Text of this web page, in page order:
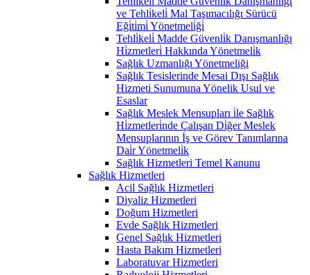
ve Tehli̇keli̇ Mal Taşımacılığı Sürücü
Eği̇ti̇mi̇ Yönetmeli̇ği̇
Tehli̇keli̇ Madde Güvenli̇k Danışmanlığı
Hi̇zmetleri̇ Hakkında Yönetmeli̇k
Sağlık Uzmanlığı Yönetmeliği
Sağlık Tesislerinde Mesai Dışı Sağlık
Hizmeti Sunumuna Yönelik Usul ve
Esaslar
Sağlık Meslek Mensupları i̇le Sağlık
Hi̇zmetleri̇nde Çalışan Di̇ğer Meslek
Mensuplarının İş ve Görev Tanımlarına
Dai̇r Yönetmeli̇k
Sağlık Hizmetleri Temel Kanunu
Sağlık Hizmetleri
Acil Sağlık Hizmetleri
Diyaliz Hizmetleri
Doğum Hizmetleri
Evde Sağlık Hizmetleri
Genel Sağlık Hizmetleri
Hasta Bakım Hizmetleri
Laboratuvar Hizmetleri